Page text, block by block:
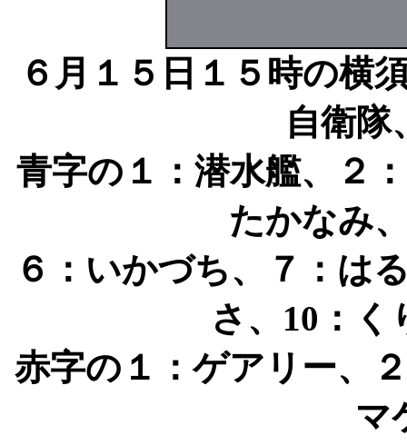
６月１５日１５時の横
自衛隊
青字の１：潜水艦、２
たかなみ
６：いかづち、７：は
さ、10：く
赤字の１：ゲアリー、
マ